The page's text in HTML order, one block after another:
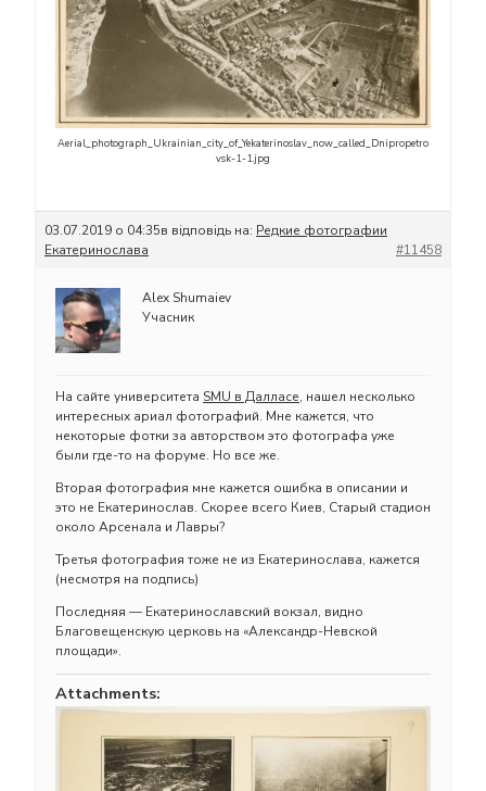
Aerial_photograph_Ukrainian_city_of_Yekaterinoslav_now_called_Dnipropetro
vsk-1-1.jpg
03.07.2019 о 04:35в відповідь на: Редкие фотографии
Екатеринослава
#11458
Alex Shumaiev
Учасник
На сайте университета SMU в Далласе, нашел несколько
интересных ариал фотографий. Мне кажется, что
некоторые фотки за авторством это фотографа уже
были где-то на форуме. Но все же.
Вторая фотография мне кажется ошибка в описании и
это не Екатеринослав. Скорее всего Киев, Старый стадион
около Арсенала и Лавры?
Третья фотография тоже не из Екатеринослава, кажется
(несмотря на подпись)
Последняя — Екатеринославский вокзал, видно
Благовещенскую церковь на «Александр-Невской
площади».
Attachments: